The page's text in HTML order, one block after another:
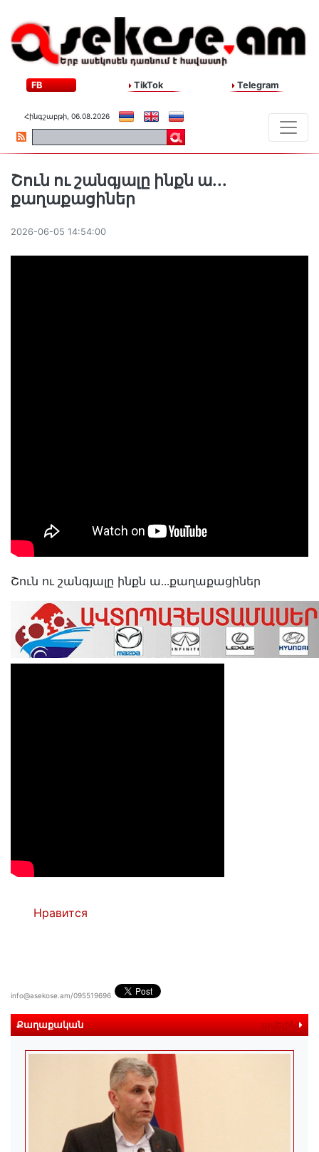
FB TikTok Telegram
Հինգշաբթի, 06.08.2026
Շուն ու շանգյալը ինքն ա․․․
քաղաքացիներ
2026-06-05 14:54:00
Շուն ու շանգյալը ինքն ա․․․քաղաքացիներ
Нравится
info@asekose.am/095519696
Քաղաքական ավելին